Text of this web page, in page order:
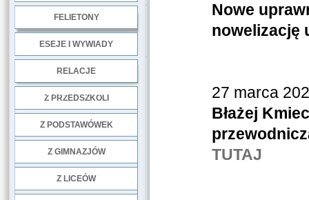
FELIETONY
ESEJE I WYWIADY
RELACJE
Z PRZEDSZKOLI
Z PODSTAWÓWEK
Z GIMNAZJÓW
Z LICEÓW
Nowe
27 marca
Błażej
TUTAJ